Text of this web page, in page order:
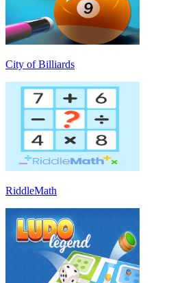
City of Billiards
RiddleMath